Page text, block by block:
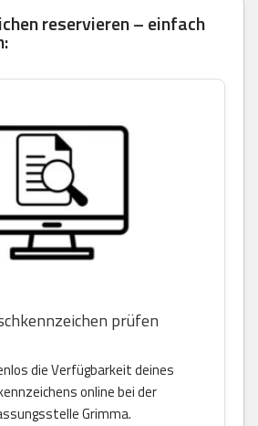
reservieren – einfach
prüfen
die Verfügbarkeit deines
online bei der
Grimma.